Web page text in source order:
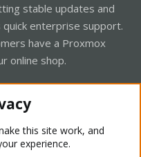
stable updates and
quick enterprise support.
have a Proxmox
online shop.
this site work, and
experience.